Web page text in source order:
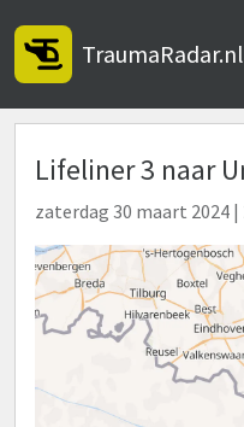
TraumaRadar.nl
Lifeliner 3 naar
zaterdag 30 maart 2024